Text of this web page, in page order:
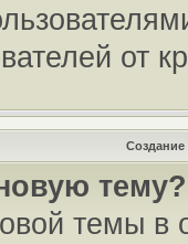
от
тему?
темы